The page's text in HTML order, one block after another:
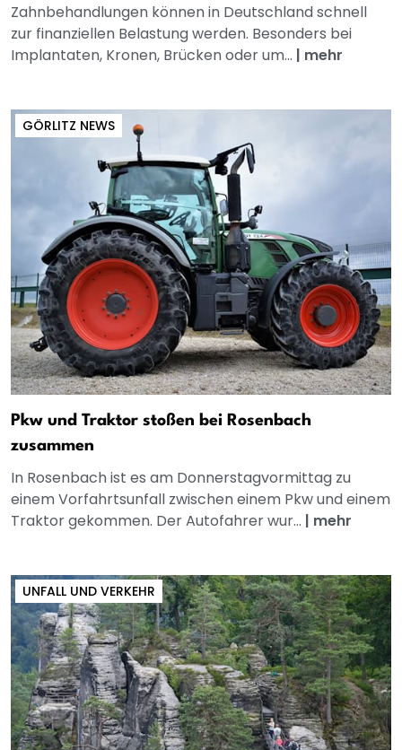
Zahnbehandlungen können in Deutschland schnell
zur finanziellen Belastung werden. Besonders bei
Implantaten, Kronen, Brücken oder um... | mehr
GÖRLITZ NEWS
Pkw und Traktor stoßen bei Rosenbach
zusammen
In Rosenbach ist es am Donnerstagvormittag zu
einem Vorfahrtsunfall zwischen einem Pkw und einem
Traktor gekommen. Der Autofahrer wur... | mehr
UNFALL UND VERKEHR